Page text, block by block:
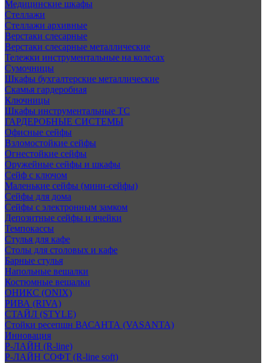
Медицинские шкафы
Стеллажи
Стеллажи архивные
Верстаки слесарные
Верстаки слесарные металлические
Тележки инструментальные на колесах
Сумочницы
Шкафы бухгалтерские металлические
Скамья гардеробная
Ключницы
Шкафы инструментальные ТС
ГАРДЕРОБНЫЕ СИСТЕМЫ
Офисные сейфы
Взломостойкие сейфы
Огнестойкие сейфы
Оружейные сейфы и шкафы
Сейф с ключом
Маленькие сейфы (мини-сейфы)
Сейфы для дома
Сейфы с электронным замком
Депозитные сейфы и ячейки
Темпокассы
Стулья для кафе
Столы для столовых и кафе
Барные стулья
Напольные вешалки
Костюмные вешалки
ОНИКС (ONIX)
РИВА (RIVA)
СТАЙЛ (STYLE)
Стойки ресепшн ВАСАНТА (VASANTA)
Инновация
Р-ЛАЙН (R-line)
Р-ЛАЙН СОФТ (R-line soft)